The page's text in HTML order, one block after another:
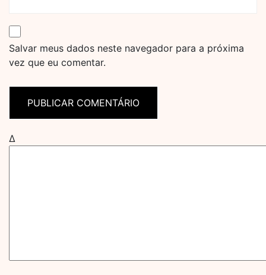
Salvar meus dados neste navegador para a próxima
vez que eu comentar.
Δ